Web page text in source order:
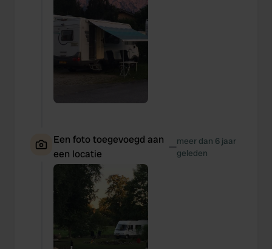
Een foto toegevoegd aan
een locatie
—meer dan 6 jaar
geleden